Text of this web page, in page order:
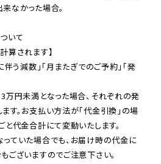
なかった場合。
いて
算されます】
伴う減数」「月またぎでのご予約」「発
万円未満となった場合、それぞれの発
す。お支払い方法が「代金引換」の場
ていた場合でも、お届け時の代金に
ございますのでご注意下さい。